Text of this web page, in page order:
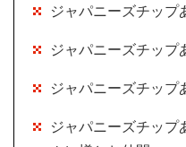
ジャパニーズチップ
ジャパニーズチップ
ジャパニーズチップ
ジャパニーズチッ